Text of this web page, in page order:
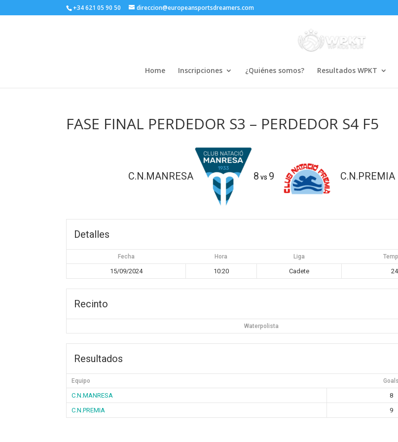
+34 621 05 90 50 direccion@europeansportsdreamers.com
Home Inscripciones ¿Quiénes somos? Resultados WPKT
FASE FINAL PERDEDOR S3 – PERDEDOR S4 F5
C.N.MANRESA 8 vs 9 C.N.PREMIA
Detalles
Fecha Hora Liga
15/09/2024 10:20 Cadete
Recinto
Waterpolista
Resultados
Equipo Goals
C.N.MANRESA
8
C.N.PREMIA
9